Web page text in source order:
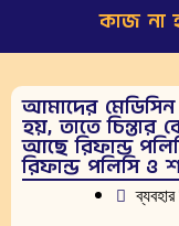
কাজ না
আমাদের
হয়, তাতে
আছে রিফান্ড
রিফান্ড পলিসি ও